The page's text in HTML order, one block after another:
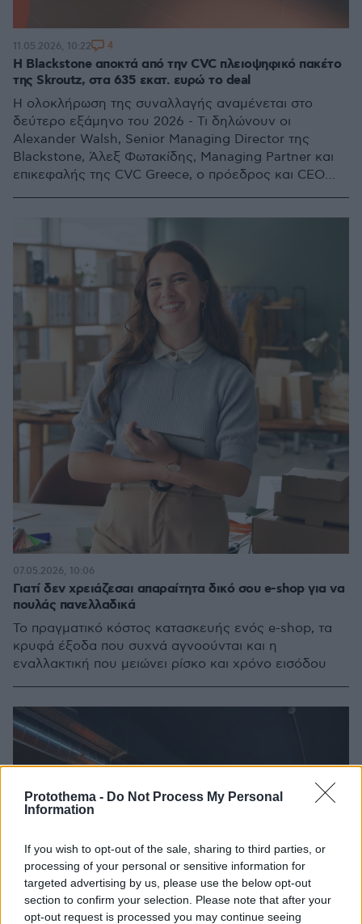
Protothema - Do Not Process My Personal
Information
If you wish to opt-out of the sale, sharing to third parties, or
processing of your personal or sensitive information for
targeted advertising by us, please use the below opt-out
section to confirm your selection. Please note that after your
opt-out request is processed you may continue seeing
Η Blackstone αποκτά από την CVC πλειοψηφικό πακέτο
της Skroutz, στα 635 εκατ. ευρώ το deal
Η ολοκλήρωση της συναλλαγής αναμένεται στο
δεύτερο εξάμηνο του 2026 - Τι δηλώνουν οι
Alexander Walsh, Senior Managing Director της
Blackstone, Άλεξ Φωτακίδης, Managing Partner και
επικεφαλής της CVC Greece, ο πρόεδρος και CEO
11.05.2026, 10:22 4
Γιατί δεν χρειάζεσαι απαραίτητα δικό σου e-shop για να
πουλάς πανελλαδικά
Το πραγματικό κόστος κατασκευής ενός e-shop, τα
κρυφά έξοδα που συχνά αγνοούνται και η
εναλλακτική που μειώνει ρίσκο και χρόνο εισόδου
07.05.2026, 10:06